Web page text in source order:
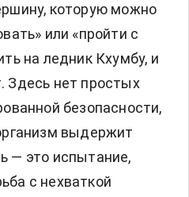
которую можно
или «пройти с
на ледник Кхумбу, и
Здесь нет простых
безопасности,
выдержит
— это испытание,
с нехваткой